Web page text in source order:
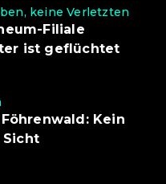
keine Verletzten
Filiale
ist geflüchtet
Kein
Sicht